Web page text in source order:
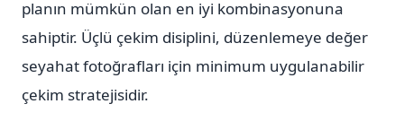
planın mümkün olan en iyi kombinasyonuna
sahiptir. Üçlü çekim disiplini, düzenlemeye değer
seyahat fotoğrafları için minimum uygulanabilir
çekim stratejisidir.